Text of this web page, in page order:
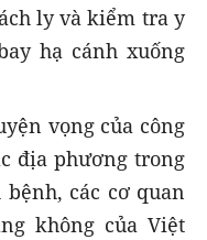
ly và kiểm tra y
hạ cánh xuống
vọng của công
địa phương trong
các cơ quan
không của Việt